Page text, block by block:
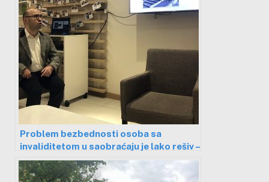
Problem bezbednosti osoba sa
invaliditetom u saobraćaju je lako rešiv –
primena zakona